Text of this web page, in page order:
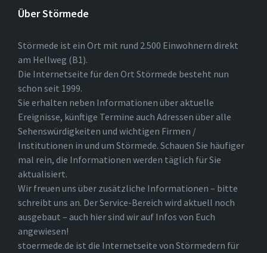
Über Störmede
Störmede ist ein Ort mit rund 2.500 Einwohnern direkt
am Hellweg (B1).
Die Internetseite für den Ort Störmede besteht nun
schon seit 1999.
Sie erhalten neben Informationen über aktuelle
Ereignisse, künftige Termine auch Adressen über alle
Sehenswürdigkeiten und wichtigen Firmen /
Institutionen in und um Störmede. Schauen Sie häufiger
mal rein, die Informationen werden täglich für Sie
aktualisiert.
Wir freuen uns über zusätzliche Informationen – bitte
schreibt uns an. Der Service-Bereich wird aktuell noch
ausgebaut – auch hier sind wir auf Infos von Euch
angewiesen!
stoermede.de ist die Internetseite von Störmedern für